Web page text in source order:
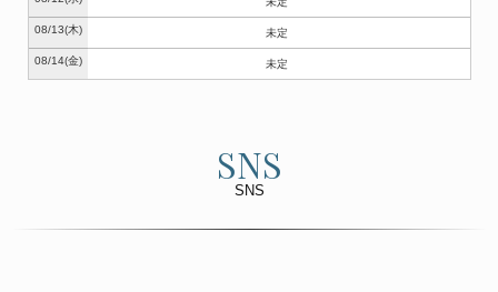
08/13(木)
08/14(金)
未定
未定
SNS
SNS